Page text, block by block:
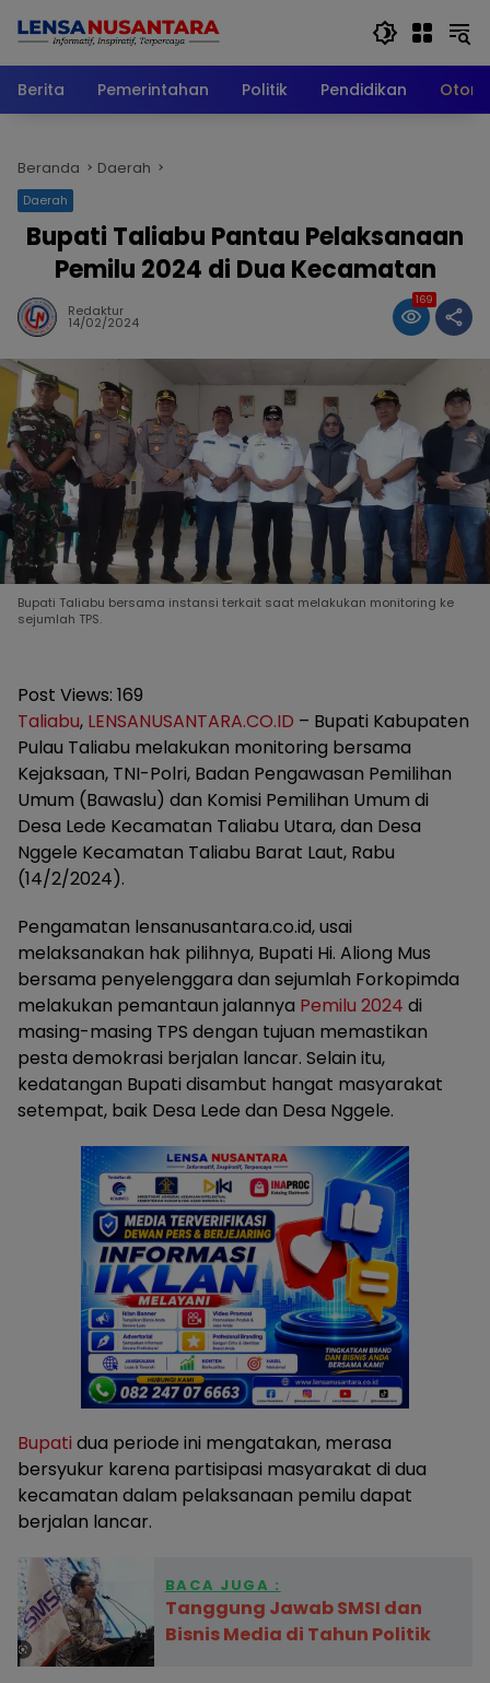
Berita
Pemerintahan Politik Pendidikan
Beranda Daerah
Daerah
Bupati Taliabu Pantau Pelaksanaan
Pemilu 2024 di Dua Kecamatan
Redaktur
14/02/2024
169
Bupati Taliabu bersama instansi terkait saat melakukan monitoring ke
sejumlah TPS.
Post Views: 169
Taliabu, LENSANUSANTARA.CO.ID – Bupati Kabupaten
Pulau Taliabu melakukan monitoring bersama
Kejaksaan, TNI-Polri, Badan Pengawasan Pemilihan
Umum (Bawaslu) dan Komisi Pemilihan Umum di
Desa Lede Kecamatan Taliabu Utara, dan Desa
Nggele Kecamatan Taliabu Barat Laut, Rabu
(14/2/2024).
Pengamatan lensanusantara.co.id, usai
melaksanakan hak pilihnya, Bupati Hi. Aliong Mus
bersama penyelenggara dan sejumlah Forkopimda
melakukan pemantaun jalannya Pemilu 2024 di
masing-masing TPS dengan tujuan memastikan
pesta demokrasi berjalan lancar. Selain itu,
kedatangan Bupati disambut hangat masyarakat
setempat, baik Desa Lede dan Desa Nggele.
Bupati dua periode ini mengatakan, merasa
bersyukur karena partisipasi masyarakat di dua
kecamatan dalam pelaksanaan pemilu dapat
berjalan lancar.
BACA JUGA :
Tanggung Jawab SMSI dan
Bisnis Media di Tahun Politik